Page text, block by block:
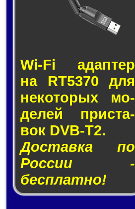
Wi-Fi адап­тер
на RT5370 для
не­ко­то­рых мо­
де­лей прис­та­
вок DVB-T2.
Доставка по
России -
бесплатно!